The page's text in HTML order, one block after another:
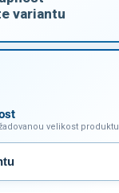
velikost produktu